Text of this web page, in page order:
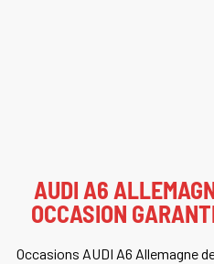
AUDI A6
OCCASION
Occasions AUDI A6 Allemagne